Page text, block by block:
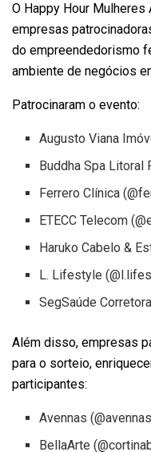
O Happy Hour Mulheres
empresas
do empreendedorismo
ambiente de negócios
Patrocinaram o evento:
Augusto Viana
Buddha Spa Litoral
Ferrero Clínica
ETECC Telecom
Haruko Cabelo &
L. Lifestyle
SegSaúde
Além disso, empresas
para o sorteio,
participantes:
Avennas
BellaArte